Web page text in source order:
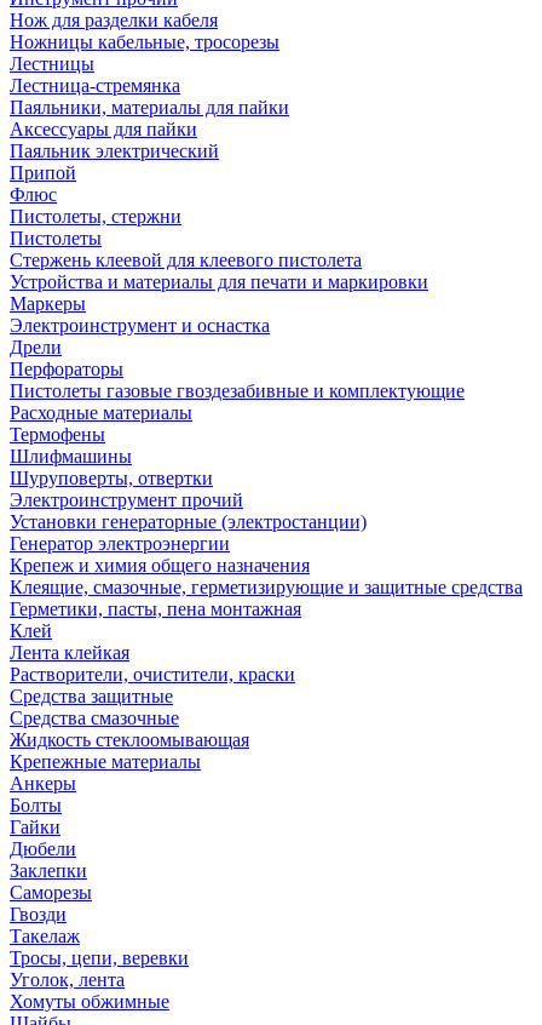
Нож для разделки кабеля
Ножницы кабельные, тросорезы
Лестницы
Лестница-стремянка
Паяльники, материалы для пайки
Аксессуары для пайки
Паяльник электрический
Припой
Флюс
Пистолеты, стержни
Пистолеты
Стержень клеевой для клеевого пистолета
Устройства и материалы для печати и маркировки
Маркеры
Электроинструмент и оснастка
Дрели
Перфораторы
Пистолеты газовые гвоздезабивные и комплектующие
Расходные материалы
Термофены
Шлифмашины
Шуруповерты, отвертки
Электроинструмент прочий
Установки генераторные (электростанции)
Генератор электроэнергии
Крепеж и химия общего назначения
Клеящие, смазочные, герметизирующие и защитные средства
Герметики, пасты, пена монтажная
Клей
Лента клейкая
Растворители, очистители, краски
Средства защитные
Средства смазочные
Жидкость стеклоомывающая
Крепежные материалы
Анкеры
Болты
Гайки
Дюбели
Заклепки
Саморезы
Гвозди
Такелаж
Тросы, цепи, веревки
Уголок, лента
Хомуты обжимные